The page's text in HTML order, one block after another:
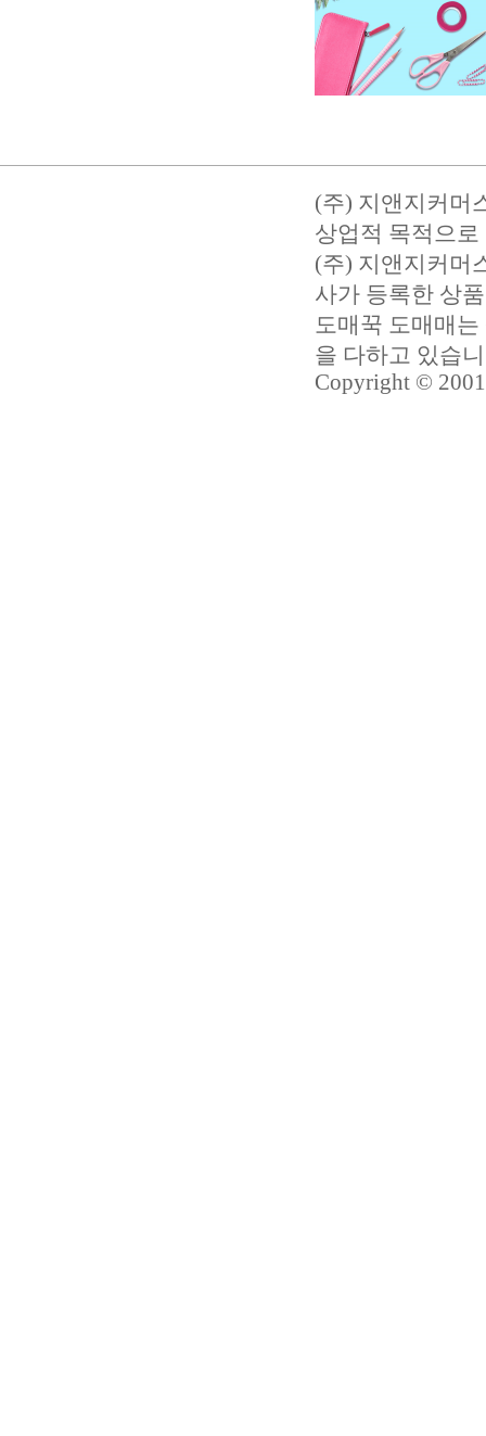
(주) 지앤지커머
상업적 목적으
(주) 지앤지커머
사가 등록한 상
도매꾹 도매매
을 다하고 있습
Copyright ©